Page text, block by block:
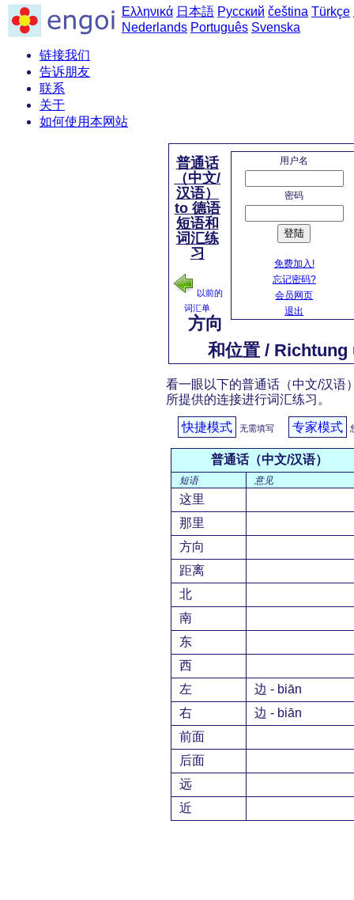
Ελληνικά 日本語 Русский čeština Türkçe
Nederlands Português Svenska
链接我们
告诉朋友
联系
关于
如何使用本网站
用户名
密码
登陆
免费加入!
忘记密码?
会员网页
退出
普通话
（中文/
汉语）
to 德语
短语和
词汇练
习
以前的
词汇单
方向
和位置 /
看一眼以下的普通话（中文/汉语
所提供的连接进行词汇练习。
快捷模式 无需填写 专家模式
普通话（中文/汉语）
短语 意见
这里
那里
方向
距离
北
南
东
西
左
边 - biān
右
边 - biān
前面
后面
远
近